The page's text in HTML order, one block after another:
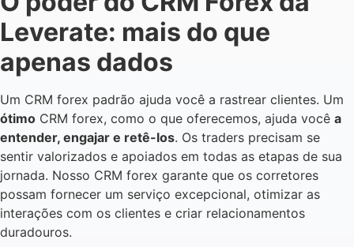
Leverate: mais do que
apenas dados
Um CRM forex padrão ajuda você a rastrear clientes. Um
ótimo CRM forex, como o que oferecemos, ajuda você a
entender, engajar e retê-los. Os traders precisam se
sentir valorizados e apoiados em todas as etapas de sua
jornada. Nosso CRM forex garante que os corretores
possam fornecer um serviço excepcional, otimizar as
interações com os clientes e criar relacionamentos
duradouros.